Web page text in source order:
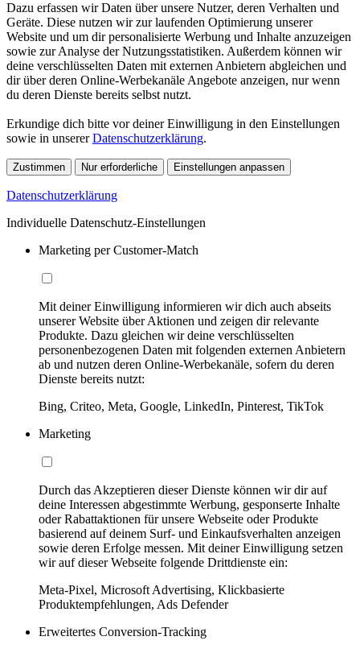
Dazu erfassen wir Daten über unsere Nutzer, deren Verhalten und
Geräte. Diese nutzen wir zur laufenden Optimierung unserer
Website und um dir personalisierte Werbung und Inhalte anzuzeigen
sowie zur Analyse der Nutzungsstatistiken. Außerdem können wir
deine verschlüsselten Daten mit externen Anbietern abgleichen und
dir über deren Online-Werbekanäle Angebote anzeigen, nur wenn
du deren Dienste bereits selbst nutzt.
Erkundige dich bitte vor deiner Einwilligung in den Einstellungen
sowie in unsererDatenschutzerklärung.
Zustimmen Nur erforderliche Einstellungen anpassen
Datenschutzerklärung
Individuelle Datenschutz-Einstellungen
Marketing per Customer-Match
Mit deiner Einwilligung informieren wir dich auch abseits
unserer Website über Aktionen und zeigen dir relevante
Produkte. Dazu gleichen wir deine verschlüsselten
personenbezogenen Daten mit folgenden externen Anbietern
ab und nutzen deren Online-Werbekanäle, sofern du deren
Dienste bereits nutzt:
Bing, Criteo, Meta, Google, LinkedIn, Pinterest, TikTok
Marketing
Durch das Akzeptieren dieser Dienste können wir dir auf
deine Interessen abgestimmte Werbung, gesponserte Inhalte
oder Rabattaktionen für unsere Webseite oder Produkte
basierend auf deinem Surf- und Einkaufsverhalten anzeigen
sowie deren Erfolge messen. Mit deiner Einwilligung setzen
wir auf dieser Webseite folgende Drittdienste ein:
Meta-Pixel, Microsoft Advertising, Klickbasierte
Produktempfehlungen, Ads Defender
Erweitertes Conversion-Tracking